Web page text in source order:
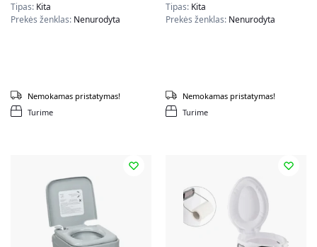
Tipas: Kita
Prekės ženklas: Nenurodyta
Turime
Nemokamas pristatymas!
Tipas: Kita
Prekės ženklas: Nenurodyta
Turime
Nemokamas pristatymas!